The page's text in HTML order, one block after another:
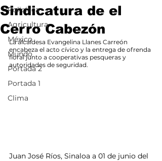
Policiaca
Agricultura
México
Mundo
Portada 2
Portada 1
Clima
Sindicatura de el
Cerro Cabezón
La alcaldesa Evangelina Llanes Carreón
encabeza el acto cívico y la entrega de ofrenda
floral junto a cooperativas pesqueras y
autoridades de seguridad.
Juan José Ríos, Sinaloa a 01 de junio del